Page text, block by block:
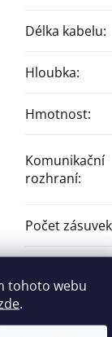
tohoto webu
.
Délka kabelu:
Hloubka:
Hmotnost:
Komunikační
rozhraní:
Počet zásuvek